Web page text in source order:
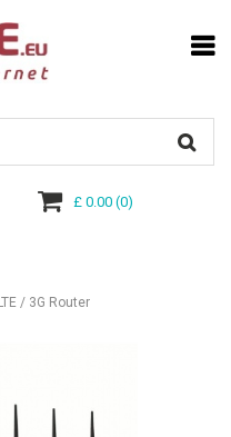
£ 0.00(0)
/ 3G Router